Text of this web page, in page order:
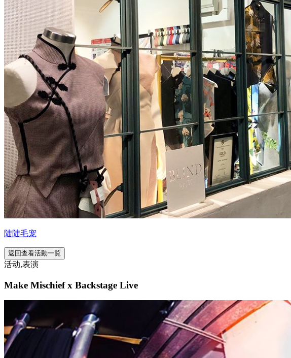
陆陆毛宠
返回查看活動一覧
活动,表演
Make Mischief x Backstage Live